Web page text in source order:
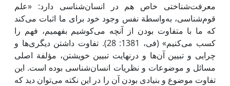
معرفت‌شناختی خاص هم در انسان‌شناسی دارد: «علم
قوم‌شناسی، به‌واسطة نفس وجود خود برای ما اثبات می‌کند
که ما با متفاوت بودن از آنچه می‌کوشیم بفهمیم، فهم را
کسب می‌کنیم» (فی، 1381: 28). تفاوت داشتن دیگری‌ها و
چرایی و تبیین آن‌ها و درنهایت تبیین خویشتن، مؤلفة اصلی
مسائل و موضوعات و نظریات انسان‌شناسی بوده ‌است. ‌این
تفاوت موضوع و بنیادی بودن آن را در ‌این نکته می‌توان دید که